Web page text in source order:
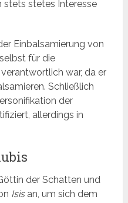
stets stetes Interesse
Einbalsamierung von
für die
war, da er
Schließlich
der
allerdings in
der Schatten und
Isisan, um sich dem